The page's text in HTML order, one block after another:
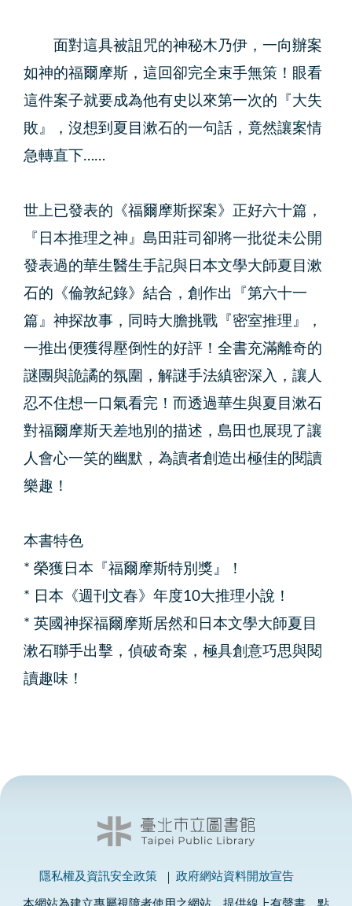
面對這具被詛咒的神秘木乃伊，一向辦案
如神的福爾摩斯，這回卻完全束手無策！眼看
這件案子就要成為他有史以來第一次的『大失
敗』，沒想到夏目漱石的一句話，竟然讓案情
急轉直下……
世上已發表的《福爾摩斯探案》正好六十篇，
『日本推理之神』島田莊司卻將一批從未公開
發表過的華生醫生手記與日本文學大師夏目漱
石的《倫敦紀錄》結合，創作出『第六十一
篇』神探故事，同時大膽挑戰『密室推理』，
一推出便獲得壓倒性的好評！全書充滿離奇的
謎團與詭譎的氛圍，解謎手法縝密深入，讓人
忍不住想一口氣看完！而透過華生與夏目漱石
對福爾摩斯天差地別的描述，島田也展現了讓
人會心一笑的幽默，為讀者創造出極佳的閱讀
樂趣！
本書特色
* 榮獲日本『福爾摩斯特別獎』！
* 日本《週刊文春》年度10大推理小說！
* 英國神探福爾摩斯居然和日本文學大師夏目
漱石聯手出擊，偵破奇案，極具創意巧思與閱
讀趣味！
隱私權及資訊安全政策 政府網站資料開放宣告